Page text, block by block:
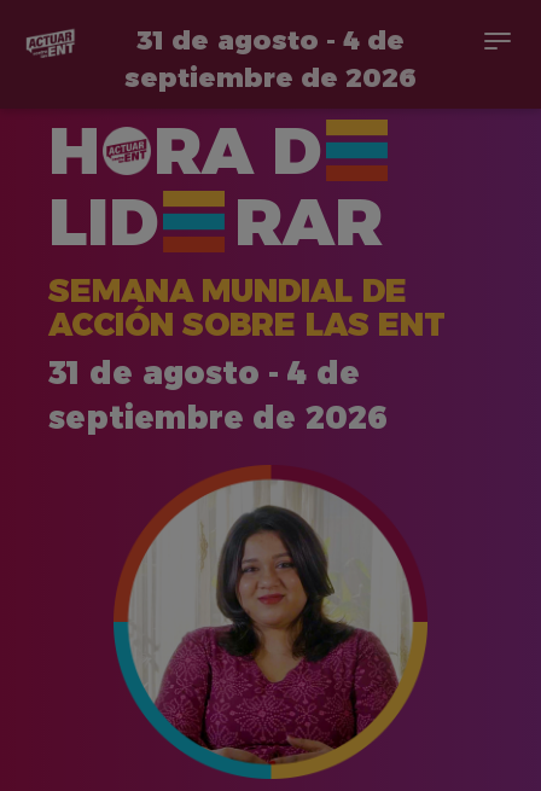
contenido
31 de agosto - 4 de
septiembre de 2026
H RA D
LID
RAR
SEMANA MUNDIAL DE
ACCIÓN SOBRE LAS ENT
31 de agosto - 4 de
septiembre de 2026